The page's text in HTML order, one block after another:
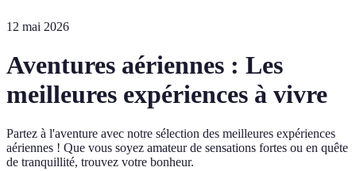
12 mai 2026
Aventures aériennes : Les
meilleures expériences à vivre
Partez à l'aventure avec notre sélection des meilleures expériences
aériennes ! Que vous soyez amateur de sensations fortes ou en quête
de tranquillité, trouvez votre bonheur.